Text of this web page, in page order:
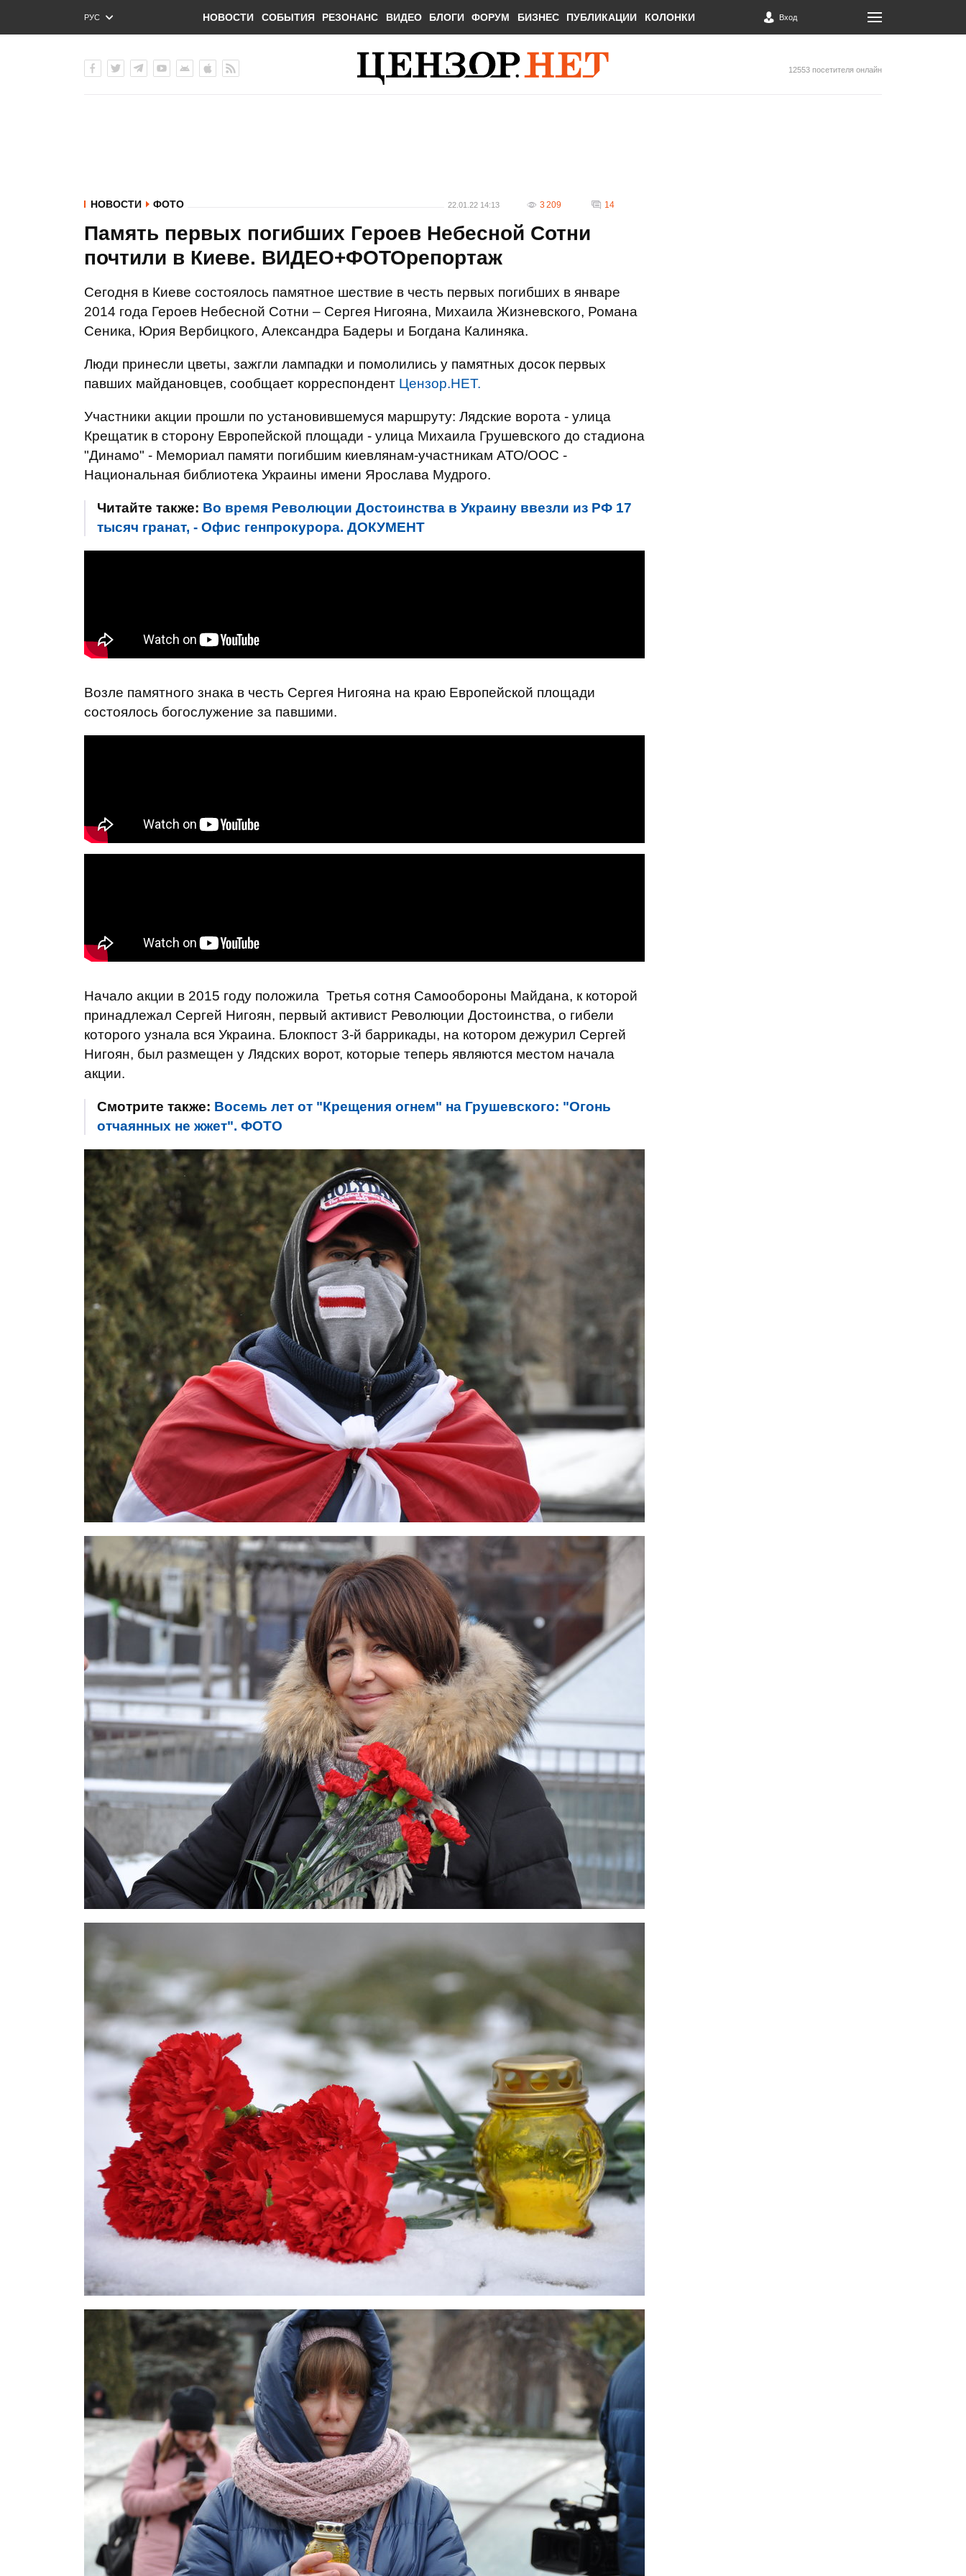
РУС
ENG
НОВОСТИ СОБЫТИЯ РЕЗОНАНС ВИДЕО БЛОГИ ФОРУМ БИЗНЕС ПУБЛИКАЦИИ КОЛОНКИ Вход
12553 посетителя онлайн
НОВОСТИ ФОТО 22.01.22 14:13 3 209 14
Память первых погибших Героев Небесной Сотни
почтили в Киеве. ВИДЕО+ФОТОрепортаж
Сегодня в Киеве состоялось памятное шествие в честь первых погибших в январе
2014 года Героев Небесной Сотни – Сергея Нигояна, Михаила Жизневского, Романа
Сеника, Юрия Вербицкого, Александра Бадеры и Богдана Калиняка.
Люди принесли цветы, зажгли лампадки и помолились у памятных досок первых
павших майдановцев, сообщает корреспондент Цензор.НЕТ.
Участники акции прошли по установившемуся маршруту: Лядские ворота - улица
Крещатик в сторону Европейской площади - улица Михаила Грушевского до стадиона
"Динамо" - Мемориал памяти погибшим киевлянам-участникам АТО/ООС -
Национальная библиотека Украины имени Ярослава Мудрого.
Читайте также: Во время Революции Достоинства в Украину ввезли из РФ 17
тысяч гранат, - Офис генпрокурора. ДОКУМЕНТ
Возле памятного знака в честь Сергея Нигояна на краю Европейской площади
состоялось богослужение за павшими.
Начало акции в 2015 году положила Третья сотня Самообороны Майдана, к которой
принадлежал Сергей Нигоян, первый активист Революции Достоинства, о гибели
которого узнала вся Украина. Блокпост 3-й баррикады, на котором дежурил Сергей
Нигоян, был размещен у Лядских ворот, которые теперь являются местом начала
акции.
Смотрите также: Восемь лет от "Крещения огнем" на Грушевского: "Огонь
отчаянных не жжет". ФОТО